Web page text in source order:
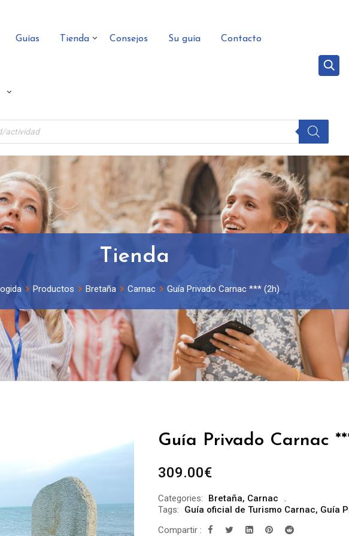
Guías Tienda Consejos Su guía Contacto
Tienda
Productos Bretaña Carnac Guía Privado Carnac *** (2h)
Guía Privado Carnac
309.00€
Categories: Bretaña, Carnac
Tags:
Guía oficial de Turismo Carnac, Guía
Compartir :